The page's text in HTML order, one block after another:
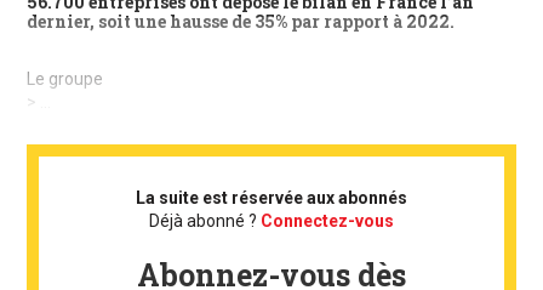
dernier, soit une hausse de 35% par rapport à 2022.
Le groupe
> ...
La suite est réservée aux abonnés
Déjà abonné ? Connectez-vous
Abonnez-vous dès